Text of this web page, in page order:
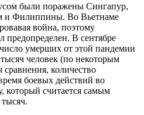
были поражены Сингапур,
и Филиппины. Во Вьетнаме
война, поэтому
предопределен. В сентябре
умерших от этой пандемии
человек (по некоторым
количество
боевых действий во
который считается самым